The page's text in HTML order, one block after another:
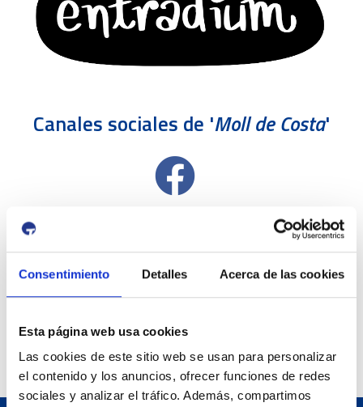
Consentimiento Detalles Acerca de las cookies
Esta página web usa cookies
Las cookies de este sitio web se usan para personalizar
el contenido y los anuncios, ofrecer funciones de redes
sociales y analizar el tráfico. Además, compartimos
Canales sociales de 'Moll de Costa'